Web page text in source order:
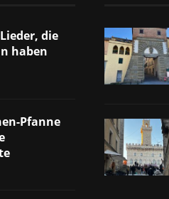
die
haben
Pfanne